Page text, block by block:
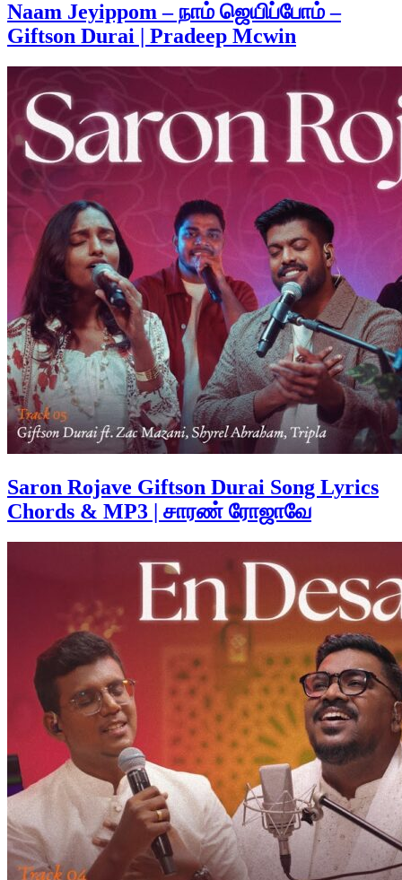
Naam Jeyippom – நாம் ஜெயிப்போம் –
Giftson Durai | Pradeep Mcwin
Saron Rojave Giftson Durai Song Lyrics
Chords & MP3 | சாரண் ரோஜாவே